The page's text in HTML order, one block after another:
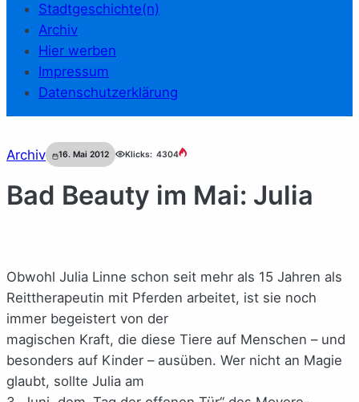
Stadtgeschichte(n)
Archiv
Hier werben
Impressum
Datenschutzerklärung
Archiv 16. Mai 2012 Klicks: 4304
Bad Beauty im Mai: Julia
Obwohl Julia Linne schon seit mehr als 15 Jahren als
Reittherapeutin mit Pferden arbeitet, ist sie noch
immer begeistert von der
magischen Kraft, die diese Tiere auf Menschen – und
besonders auf Kinder – ausüben. Wer nicht an Magie
glaubt, sollte Julia am